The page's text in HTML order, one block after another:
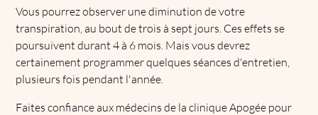
Vous pourrez observer une diminution de votre
transpiration, au bout de trois à sept jours. Ces effets se
poursuivent durant 4 à 6 mois. Mais vous devrez
certainement programmer quelques séances d'entretien,
plusieurs fois pendant l'année.
Faites confiance aux médecins de la clinique Apogée pour